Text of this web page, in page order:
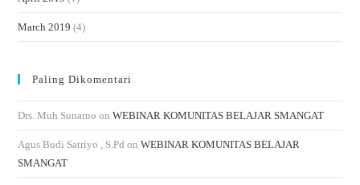
March 2019 (4)
Paling Dikomentari
Drs. Muh Sunarno onWEBINAR KOMUNITAS BELAJAR SMANGAT
Agus Budi Satriyo , S.Pd onWEBINAR KOMUNITAS BELAJAR
SMANGAT